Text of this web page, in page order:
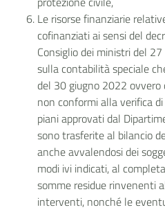
Le risorse finanziarie
cofinanziati ai sensi del
Consiglio dei ministri del
sulla contabilità speciale
del 30 giugno 2022
non conformi alla verifica
piani approvati dal
sono trasferite al bilancio
anche avvalendosi dei
modi ivi indicati, al
somme residue rinvenenti
interventi, nonché le